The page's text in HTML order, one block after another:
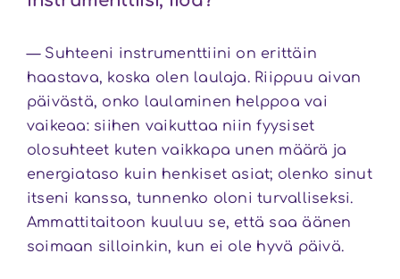
— Suhteeni instrumenttiini on erittäin
haastava, koska olen laulaja. Riippuu aivan
päivästä, onko laulaminen helppoa vai
vaikeaa: siihen vaikuttaa niin fyysiset
olosuhteet kuten vaikkapa unen määrä ja
energiataso kuin henkiset asiat; olenko sinut
itseni kanssa, tunnenko oloni turvalliseksi.
Ammattitaitoon kuuluu se, että saa äänen
soimaan silloinkin, kun ei ole hyvä päivä.